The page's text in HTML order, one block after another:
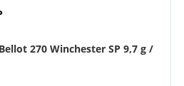
270 Winchester SP 9,7 g /